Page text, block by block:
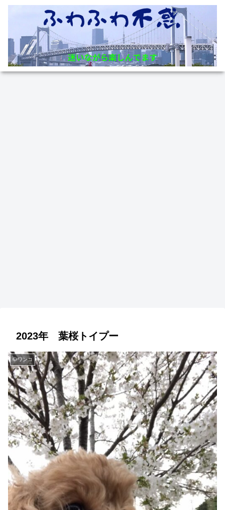
2023年 葉桜トイプー
🐶ワンコ